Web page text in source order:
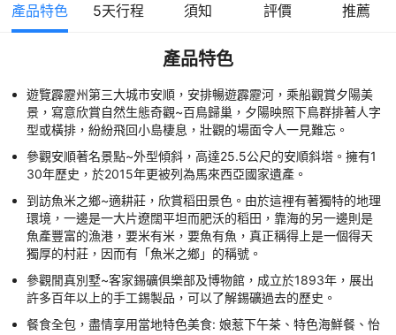
產品特色 5天行程 須知 評價 推薦
產品特色
遊覽霹靂州第三大城市安順，安排暢遊霹靂河，乘船觀賞夕陽美
景，寫意欣賞自然生態奇觀~百鳥歸巢，夕陽映照下鳥群排著人字
型或橫排，紛紛飛回小島棲息，壯觀的場面令人一見難忘。
參觀安順著名景點~外型傾斜，高達25.5公尺的安順斜塔。擁有1
30年歷史，於2015年更被列為馬來西亞國家遺產。
到訪魚米之鄉~適耕莊，欣賞稻田景色。由於這裡有著獨特的地理
環境，一邊是一大片遼闊平坦而肥沃的稻田，靠海的另一邊則是
魚產豐富的漁港，要米有米，要魚有魚，真正稱得上是一個得天
獨厚的村莊，因而有「魚米之鄉」的稱號。
參觀閒真別墅~客家錫礦俱樂部及博物館，成立於1893年，展出
許多百年以上的手工錫製品，可以了解錫礦過去的歷史。
餐食全包，盡情享用當地特色美食: 娘惹下午茶、特色海鮮餐、怡